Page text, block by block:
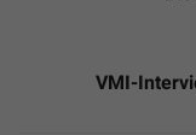
VMI-